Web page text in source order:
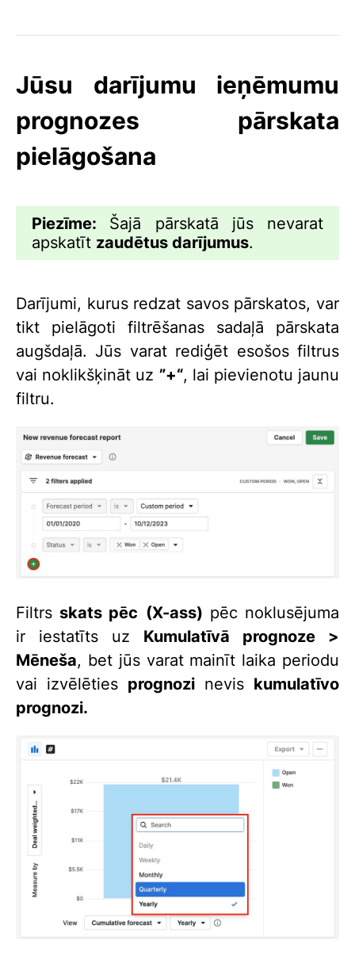
Jūsu darījumu ieņēmumu
prognozes pārskata
pielāgošana
Piezīme: Šajā pārskatā jūs nevarat
apskatīt zaudētus darījumus.
Darījumi, kurus redzat savos pārskatos, var
tikt pielāgoti filtrēšanas sadaļā pārskata
augšdaļā. Jūs varat rediģēt esošos filtrus
vai noklikšķināt uz ”+“, lai pievienotu jaunu
filtru.
Filtrsskats pēc (X-ass) pēc noklusējuma
ir iestatīts uz Kumulatīvā prognoze >
Mēneša, bet jūs varat mainīt laika periodu
vai izvēlēties prognozi nevis kumulatīvo
prognozi.